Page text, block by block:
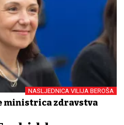
NASLJEDNICA VILIJA BEROŠA
ministrica zdravstva